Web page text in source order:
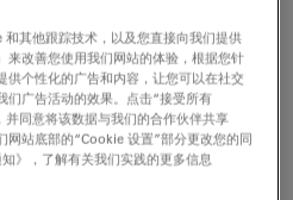
茨拉尔- 丹纳赫公司旗下的显微
微系统公司荣获全球公认的企
颁发的银奖。这一殊荣使
身全球评级公司前 15%的行
其他跟踪技术，以及您直接向我们提供
来改善您使用我们网站的体验，根据您针
供个性化的广告和内容，让您可以在社交
们广告活动的效果。点击“接受所有
同意将该数据与我们的合作伙伴共享
网站底部的“Cookie 设置”部分更改您的同
》，了解有关我们实践的更多信息